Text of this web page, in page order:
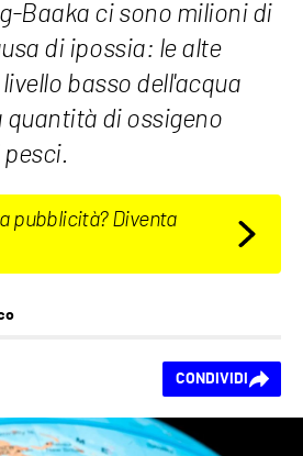
Baaka ci sono milioni di
di ipossia: le alte
basso dell'acqua
di ossigeno
pubblicità? Diventa
CONDIVIDI